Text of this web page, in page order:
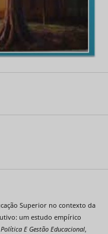
Superior no contexto da
um estudo empírico
E Gestão Educacional,